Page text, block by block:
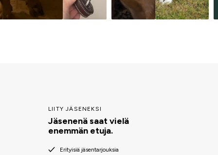
LIITY JÄSENEKSI
Jäsenenä saat vielä
enemmän etuja.
Erityisiä jäsentarjouksia